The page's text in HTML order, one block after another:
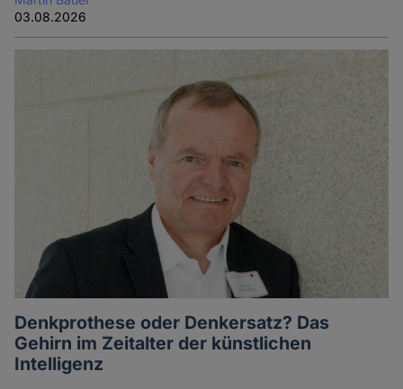
03.08.2026
Denkprothese oder Denkersatz? Das
Gehirn im Zeitalter der künstlichen
Intelligenz